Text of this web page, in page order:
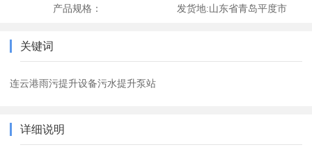
产品规格： 发货地:山东省青岛平度市
关键词
连云港雨污提升设备污水提升泵站
详细说明